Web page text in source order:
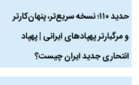
حدید ۱۱۰؛ نسخه سریع‌تر، پنهان‌کارتر
و مرگبارتر پهپادهای ایرانی | پهپاد
انتحاری جدید ایران چیست؟